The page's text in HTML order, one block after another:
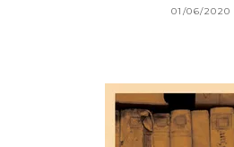
01/06/2020